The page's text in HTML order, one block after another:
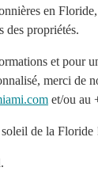
en
des propriétés.
et pour
merci de
et/ou au
de la Floride